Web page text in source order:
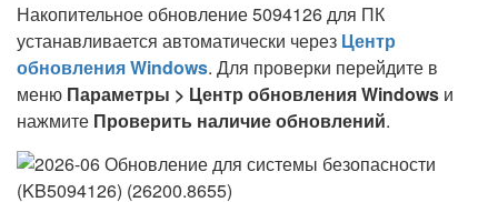
Накопительное обновление 5094126 для ПК
устанавливается автоматически через Центр
обновления Windows. Для проверки перейдите в
меню Параметры > Центр обновления Windows и
нажмите Проверить наличие обновлений.